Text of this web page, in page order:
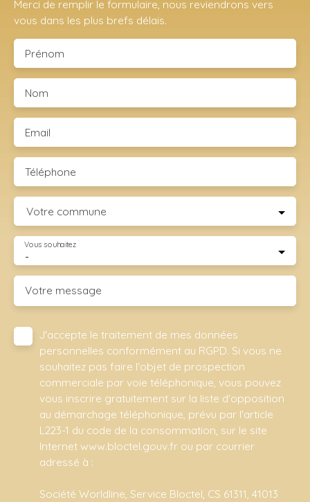
Merci de remplir le formulaire, nous reviendrons vers
vous dans les plus brefs délais.
Prénom
Nom
Email
Téléphone
Votre commune
-
Vous souhaitez
Votre message
J'accepte le traitement de mes données
personnelles conformément au RGPD. Si vous ne
souhaitez pas faire l'objet de prospection
commerciale par voie téléphonique, vous pouvez
vous inscrire gratuitement sur la liste d'opposition
au démarchage téléphonique, prévu par l'article
L223-1 du code de la consommation, sur le site
Internet www.bloctel.gouv.fr ou par courrier
adressé à :
Société Worldline, Service Bloctel, CS 61311, 41013